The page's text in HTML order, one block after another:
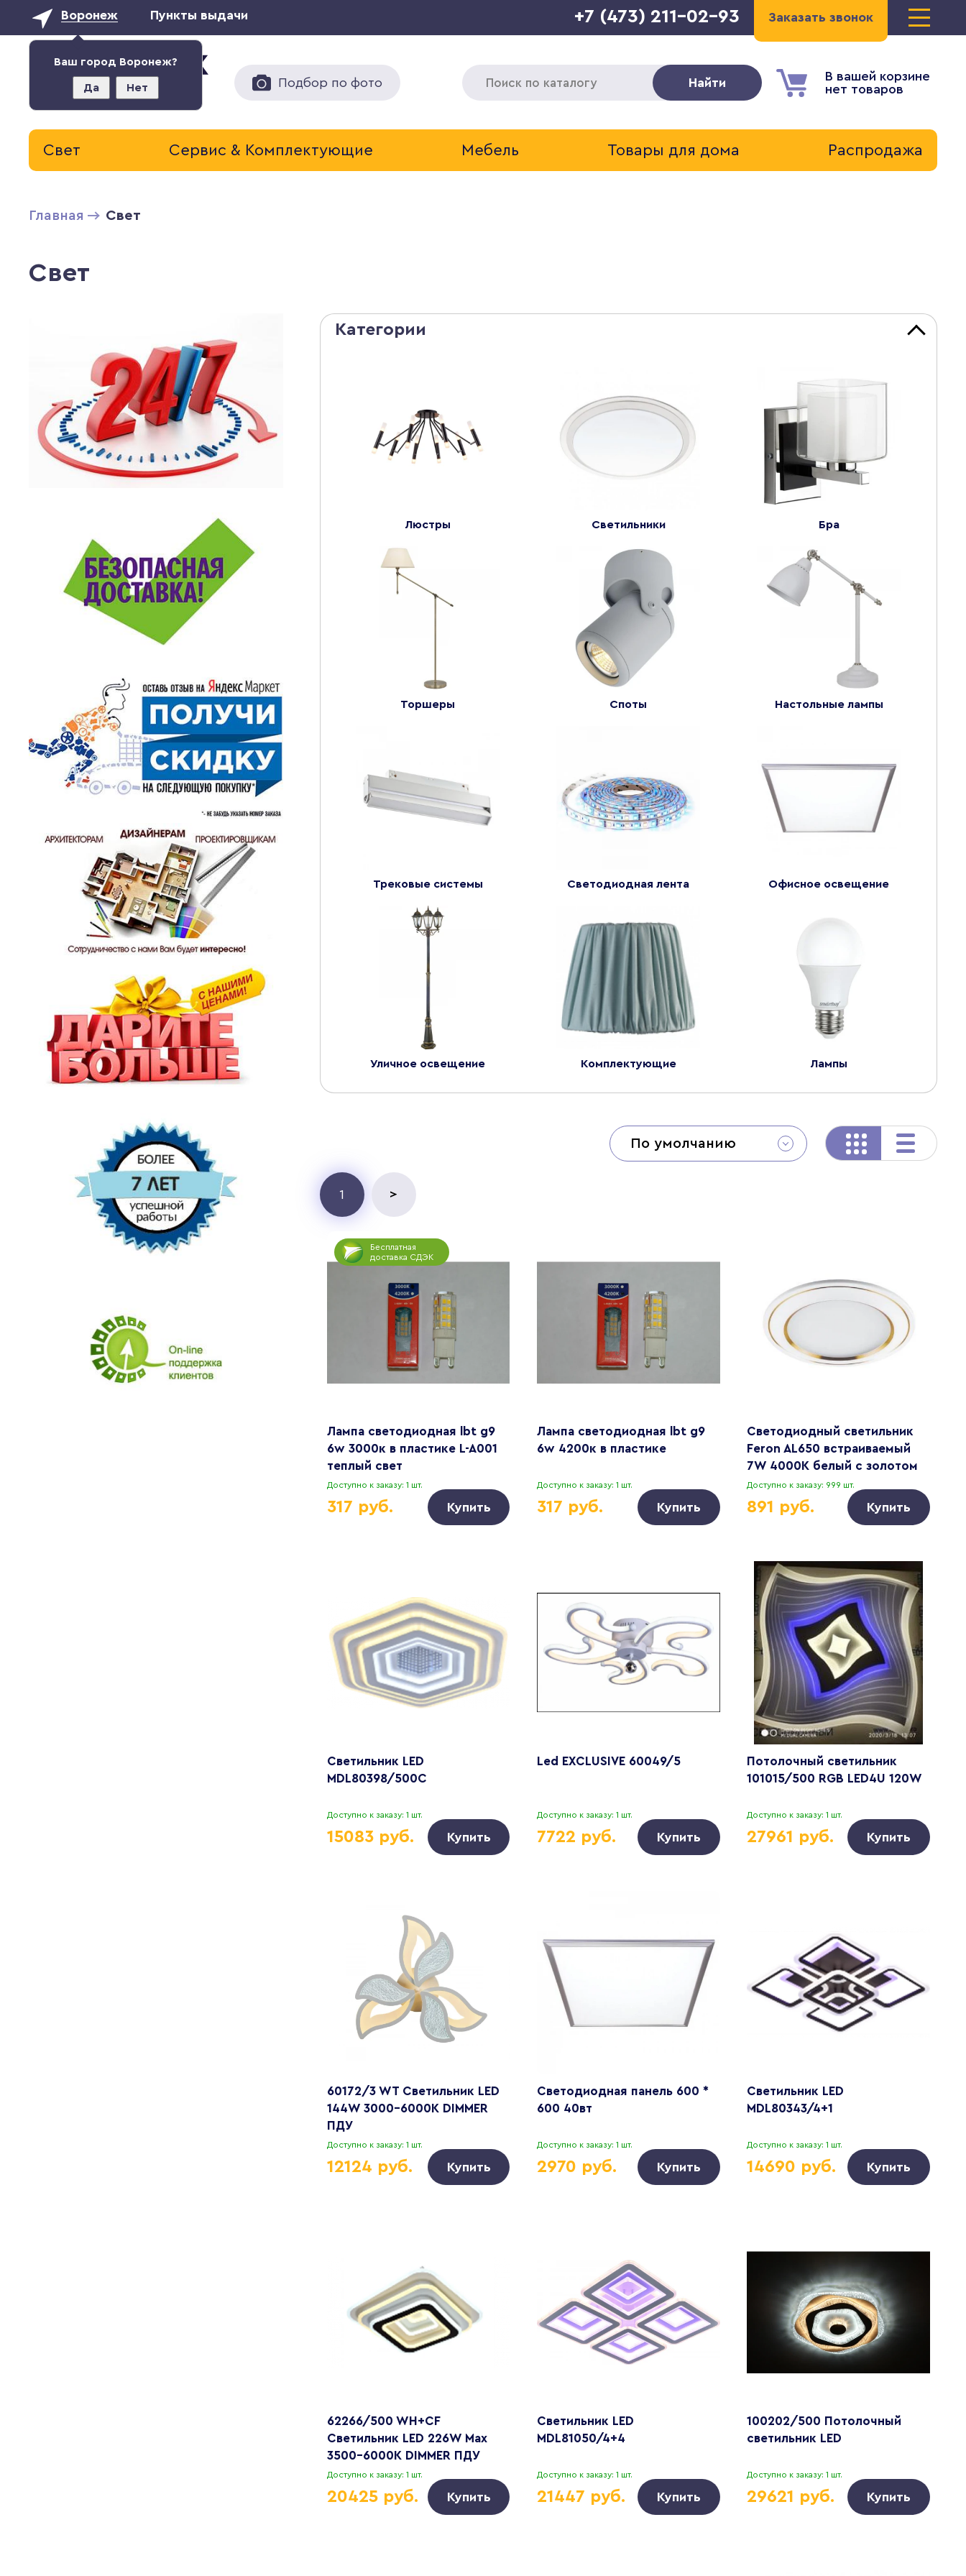
Воронеж
Ваш город Воронеж?
Да Нет
Пункты выдачи Заказать звонок
+7 (473) 211-02-93
Подбор по фото
В вашей корзине
нет товаров
Найти
Свет Сервис & Комплектующие Мебель Товары для дома Распродажа
Главная Свет
Свет
Категории
Люстры Светильники Бра
Торшеры Cпоты Настольные лампы
Трековые системы Светодиодная лента Офисное освещение
Уличное освещение Комплектующие Лампы
По умолчанию
1 >
Бесплатная
доставка СДЭК
Лампа светодиодная lbt g9
6w 3000к в пластике L-A001
теплый свет
Доступно к заказу: 1 шт.
317 руб. Купить
Лампа светодиодная lbt g9
6w 4200к в пластике
Доступно к заказу: 1 шт.
317 руб. Купить
Светодиодный светильник
Feron AL650 встраиваемый
7W 4000K белый с золотом
Доступно к заказу: 999 шт.
891 руб. Купить
Светильник LED
MDL80398/500C
Доступно к заказу: 1 шт.
15083 руб. Купить
Led EXCLUSIVE 60049/5
Доступно к заказу: 1 шт.
7722 руб. Купить
Потолочный светильник
101015/500 RGB LED4U 120W
Доступно к заказу: 1 шт.
27961 руб. Купить
60172/3 WT Светильник LED
144W 3000-6000K DIMMER
ПДУ
Доступно к заказу: 1 шт.
12124 руб. Купить
Светодиодная панель 600 *
600 40вт
Доступно к заказу: 1 шт.
2970 руб. Купить
Светильник LED
MDL80343/4+1
Доступно к заказу: 1 шт.
14690 руб. Купить
62266/500 WH+CF
Светильник LED 226W Max
3500-6000K DIMMER ПДУ
Доступно к заказу: 1 шт.
20425 руб. Купить
Светильник LED
MDL81050/4+4
Доступно к заказу: 1 шт.
21447 руб. Купить
100202/500 Потолочный
светильник LED
Доступно к заказу: 1 шт.
29621 руб. Купить